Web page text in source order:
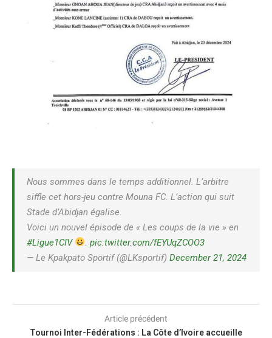
Nous sommes dans le temps additionnel. L’arbitre
siffle cet hors-jeu contre Mouna FC. L’action qui suit
Stade d’Abidjan égalise.
Voici un nouvel épisode de « Les coups de la vie » en
#Ligue1CIV
.pic.twitter.com/fEYUqZCOO3
— Le Kpakpato Sportif (@LKsportif) December 21, 2024
Article précédent
Tournoi Inter-Fédérations : La Côte d’Ivoire accueille